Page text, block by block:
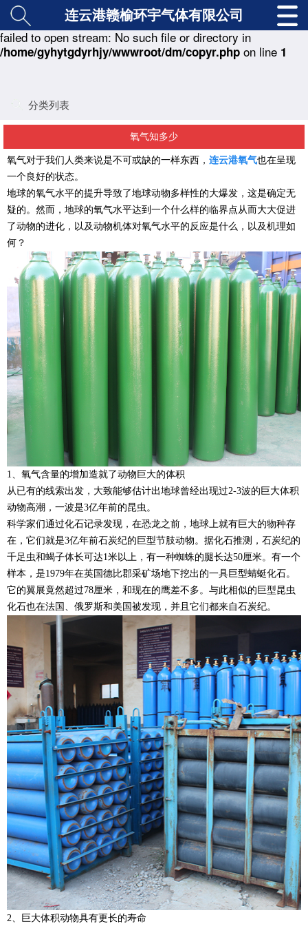
Warning : copy(./class/md5.class.php) [function.copy
]:
failed to open stream: No such file or directory in
/home/gyhytgdyrhjy/wwwroot/dm/copyr.php on line 1
连云港赣榆环宇气体有限公司
分类列表
氧气知多少
氧气对于我们人类来说是不可或缺的一样东西， 连云港氧气也在呈现
一个良好的状态。
地球的氧气水平的提升导致了地球动物多样性的大爆发，这是确定无
疑的。然而，地球的氧气水平达到一个什么样的临界点从而大大促进
了动物的进化，以及动物机体对氧气水平的反应是什么，以及机理如
何？
1、氧气含量的增加造就了动物巨大的体积
从已有的线索出发，大致能够估计出地球曾经出现过2-3波的巨大体积
动物高潮，一波是3亿年前的昆虫。
科学家们通过化石记录发现，在恐龙之前，地球上就有巨大的物种存
在，它们就是3亿年前石炭纪的巨型节肢动物。据化石推测，石炭纪的
千足虫和蝎子体长可达1米以上，有一种蜘蛛的腿长达50厘米。有一个
样本，是1979年在英国德比郡采矿场地下挖出的一具巨型蜻蜓化石。
它的翼展竟然超过78厘米，和现在的鹰差不多。与此相似的巨型昆虫
化石也在法国、俄罗斯和美国被发现，并且它们都来自石炭纪。
2、巨大体积动物具有更长的寿命